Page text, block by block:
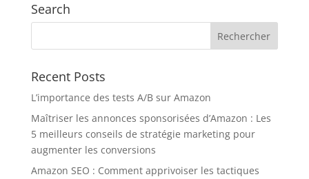
Search
Recent Posts
L’importance des tests A/B sur Amazon
Maîtriser les annonces sponsorisées d’Amazon : Les
5 meilleurs conseils de stratégie marketing pour
augmenter les conversions
Amazon SEO : Comment apprivoiser les tactiques